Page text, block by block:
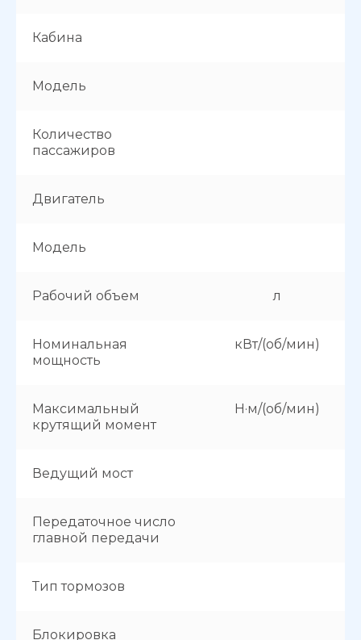
Кабина
Модель
Количество
пассажиров
Двигатель
Модель
Рабочий объем л
Номинальная
мощность
кВт/(об/мин)
Максимальный
крутящий момент
Н·м/(об/мин)
Ведущий мост
Передаточное число
главной передачи
Тип тормозов
Блокировка